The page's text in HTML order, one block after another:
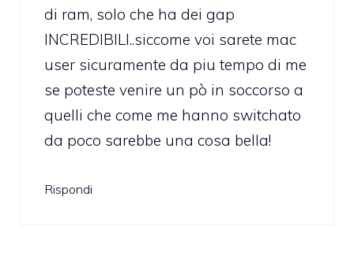
di ram, solo che ha dei gap
INCREDIBILI..siccome voi sarete mac
user sicuramente da piu tempo di me
se poteste venire un pò in soccorso a
quelli che come me hanno switchato
da poco sarebbe una cosa bella!
Rispondi